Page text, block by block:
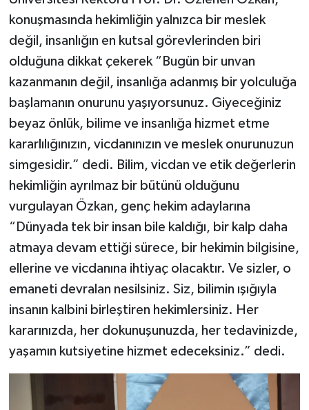
konuşmasında hekimliğin yalnızca bir meslek
değil, insanlığın en kutsal görevlerinden biri
olduğuna dikkat çekerek “Bugün bir unvan
kazanmanın değil, insanlığa adanmış bir yolculuğa
başlamanın onurunu yaşıyorsunuz. Giyeceğiniz
beyaz önlük, bilime ve insanlığa hizmet etme
kararlılığınızın, vicdanınızın ve meslek onurunuzun
simgesidir.” dedi. Bilim, vicdan ve etik değerlerin
hekimliğin ayrılmaz bir bütünü olduğunu
vurgulayan Özkan, genç hekim adaylarına
“Dünyada tek bir insan bile kaldığı, bir kalp daha
atmaya devam ettiği sürece, bir hekimin bilgisine,
ellerine ve vicdanına ihtiyaç olacaktır. Ve sizler, o
emaneti devralan nesilsiniz. Siz, bilimin ışığıyla
insanın kalbini birleştiren hekimlersiniz. Her
kararınızda, her dokunuşunuzda, her tedavinizde,
yaşamın kutsiyetine hizmet edeceksiniz.” dedi.